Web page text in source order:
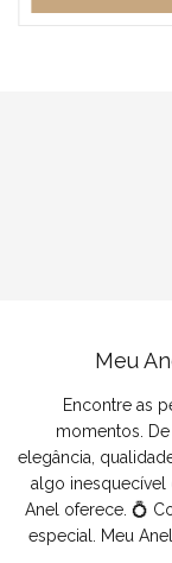
Meu
Encontre as
momentos.
elegância,
algo inesquecível
Anel oferece. 💍
especial. Meu